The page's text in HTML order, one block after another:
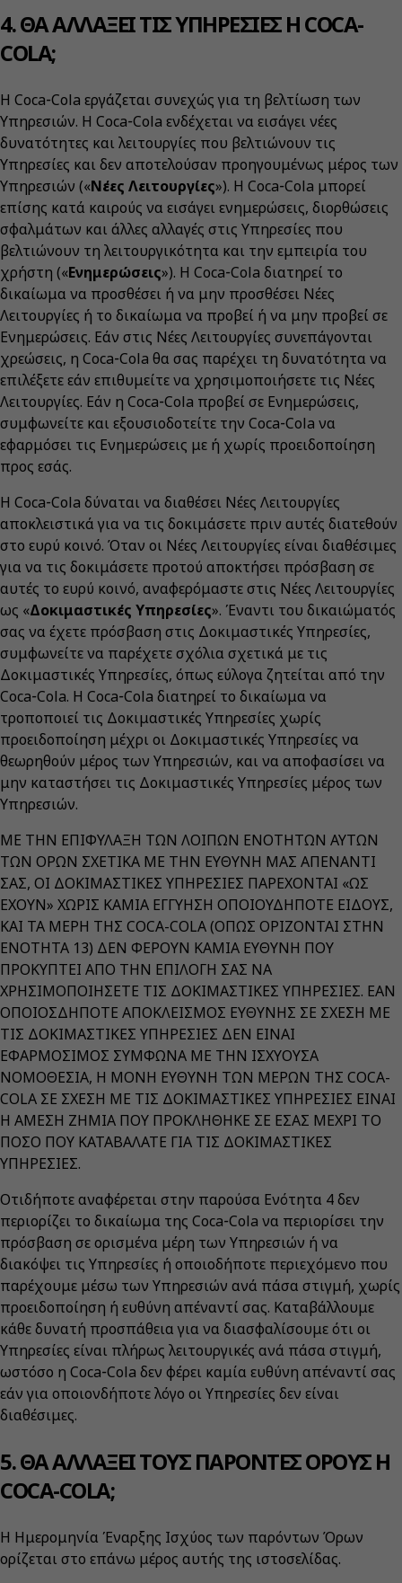
4. ΘΑ ΑΛΛΑΞΕΙ ΤΙΣ ΥΠΗΡΕΣΙΕΣ Η COCA-
COLA;
Η Coca‑Cola εργάζεται συνεχώς για τη βελτίωση των
Υπηρεσιών. Η Coca‑Cola ενδέχεται να εισάγει νέες
δυνατότητες και λειτουργίες που βελτιώνουν τις
Υπηρεσίες και δεν αποτελούσαν προηγουμένως μέρος των
Υπηρεσιών («Νέες Λειτουργίες»). Η Coca‑Cola μπορεί
επίσης κατά καιρούς να εισάγει ενημερώσεις, διορθώσεις
σφαλμάτων και άλλες αλλαγές στις Υπηρεσίες που
βελτιώνουν τη λειτουργικότητα και την εμπειρία του
χρήστη («Ενημερώσεις»). Η Coca‑Cola διατηρεί το
δικαίωμα να προσθέσει ή να μην προσθέσει Νέες
Λειτουργίες ή το δικαίωμα να προβεί ή να μην προβεί σε
Ενημερώσεις. Εάν στις Νέες Λειτουργίες συνεπάγονται
χρεώσεις, η Coca‑Cola θα σας παρέχει τη δυνατότητα να
επιλέξετε εάν επιθυμείτε να χρησιμοποιήσετε τις Νέες
Λειτουργίες. Εάν η Coca‑Cola προβεί σε Ενημερώσεις,
συμφωνείτε και εξουσιοδοτείτε την Coca‑Cola να
εφαρμόσει τις Ενημερώσεις με ή χωρίς προειδοποίηση
προς εσάς.
Η Coca‑Cola δύναται να διαθέσει Νέες Λειτουργίες
αποκλειστικά για να τις δοκιμάσετε πριν αυτές διατεθούν
στο ευρύ κοινό. Όταν οι Νέες Λειτουργίες είναι διαθέσιμες
για να τις δοκιμάσετε προτού αποκτήσει πρόσβαση σε
αυτές το ευρύ κοινό, αναφερόμαστε στις Νέες Λειτουργίες
ως «Δοκιμαστικές Υπηρεσίες». Έναντι του δικαιώματός
σας να έχετε πρόσβαση στις Δοκιμαστικές Υπηρεσίες,
συμφωνείτε να παρέχετε σχόλια σχετικά με τις
Δοκιμαστικές Υπηρεσίες, όπως εύλογα ζητείται από την
Coca‑Cola. Η Coca‑Cola διατηρεί το δικαίωμα να
τροποποιεί τις Δοκιμαστικές Υπηρεσίες χωρίς
προειδοποίηση μέχρι οι Δοκιμαστικές Υπηρεσίες να
θεωρηθούν μέρος των Υπηρεσιών, και να αποφασίσει να
μην καταστήσει τις Δοκιμαστικές Υπηρεσίες μέρος των
Υπηρεσιών.
ΜΕ ΤΗΝ ΕΠΙΦΥΛΑΞΗ ΤΩΝ ΛΟΙΠΩΝ ΕΝΟΤΗΤΩΝ ΑΥΤΩΝ
ΤΩΝ ΟΡΩΝ ΣΧΕΤΙΚΑ ΜΕ ΤΗΝ ΕΥΘΥΝΗ ΜΑΣ ΑΠΕΝΑΝΤΙ
ΣΑΣ, ΟΙ ΔΟΚΙΜΑΣΤΙΚΕΣ ΥΠΗΡΕΣΙΕΣ ΠΑΡΕΧΟΝΤΑΙ «ΩΣ
ΕΧΟΥΝ» ΧΩΡΙΣ ΚΑΜΙΑ ΕΓΓΥΗΣΗ ΟΠΟΙΟΥΔΗΠΟΤΕ ΕΙΔΟΥΣ,
ΚΑΙ ΤΑ ΜΕΡΗ ΤΗΣ COCA-COLA (ΟΠΩΣ ΟΡΙΖΟΝΤΑΙ ΣΤΗΝ
ΕΝΟΤΗΤΑ 13) ΔΕΝ ΦΕΡΟΥΝ ΚΑΜΙΑ ΕΥΘΥΝΗ ΠΟΥ
ΠΡΟΚΥΠΤΕΙ ΑΠΟ ΤΗΝ ΕΠΙΛΟΓΗ ΣΑΣ ΝΑ
ΧΡΗΣΙΜΟΠΟΙΗΣΕΤΕ ΤΙΣ ΔΟΚΙΜΑΣΤΙΚΕΣ ΥΠΗΡΕΣΙΕΣ. ΕΑΝ
ΟΠΟΙΟΣΔΗΠΟΤΕ ΑΠΟΚΛΕΙΣΜΟΣ ΕΥΘΥΝΗΣ ΣΕ ΣΧΕΣΗ ΜΕ
ΤΙΣ ΔΟΚΙΜΑΣΤΙΚΕΣ ΥΠΗΡΕΣΙΕΣ ΔΕΝ ΕΙΝΑΙ
ΕΦΑΡΜΟΣΙΜΟΣ ΣΥΜΦΩΝΑ ΜΕ ΤΗΝ ΙΣΧΥΟΥΣΑ
ΝΟΜΟΘΕΣΙΑ, Η ΜΟΝΗ ΕΥΘΥΝΗ ΤΩΝ ΜΕΡΩΝ ΤΗΣ COCA-
COLA ΣΕ ΣΧΕΣΗ ΜΕ ΤΙΣ ΔΟΚΙΜΑΣΤΙΚΕΣ ΥΠΗΡΕΣΙΕΣ ΕΙΝΑΙ
Η ΑΜΕΣΗ ΖΗΜΙΑ ΠΟΥ ΠΡΟΚΛΗΘΗΚΕ ΣΕ ΕΣΑΣ ΜΕΧΡΙ ΤΟ
ΠΟΣΟ ΠΟΥ ΚΑΤΑΒΑΛΑΤΕ ΓΙΑ ΤΙΣ ΔΟΚΙΜΑΣΤΙΚΕΣ
ΥΠΗΡΕΣΙΕΣ.
Οτιδήποτε αναφέρεται στην παρούσα Ενότητα 4 δεν
περιορίζει το δικαίωμα της Coca‑Cola να περιορίσει την
πρόσβαση σε ορισμένα μέρη των Υπηρεσιών ή να
διακόψει τις Υπηρεσίες ή οποιοδήποτε περιεχόμενο που
παρέχουμε μέσω των Υπηρεσιών ανά πάσα στιγμή, χωρίς
προειδοποίηση ή ευθύνη απέναντί σας. Καταβάλλουμε
κάθε δυνατή προσπάθεια για να διασφαλίσουμε ότι οι
Υπηρεσίες είναι πλήρως λειτουργικές ανά πάσα στιγμή,
ωστόσο η Coca‑Cola δεν φέρει καμία ευθύνη απέναντί σας
εάν για οποιονδήποτε λόγο οι Υπηρεσίες δεν είναι
διαθέσιμες.
5. ΘΑ ΑΛΛΑΞΕΙ ΤΟΥΣ ΠΑΡΟΝΤΕΣ ΟΡΟΥΣ Η
COCA-COLA;
Η Ημερομηνία Έναρξης Ισχύος των παρόντων Όρων
ορίζεται στο επάνω μέρος αυτής της ιστοσελίδας.